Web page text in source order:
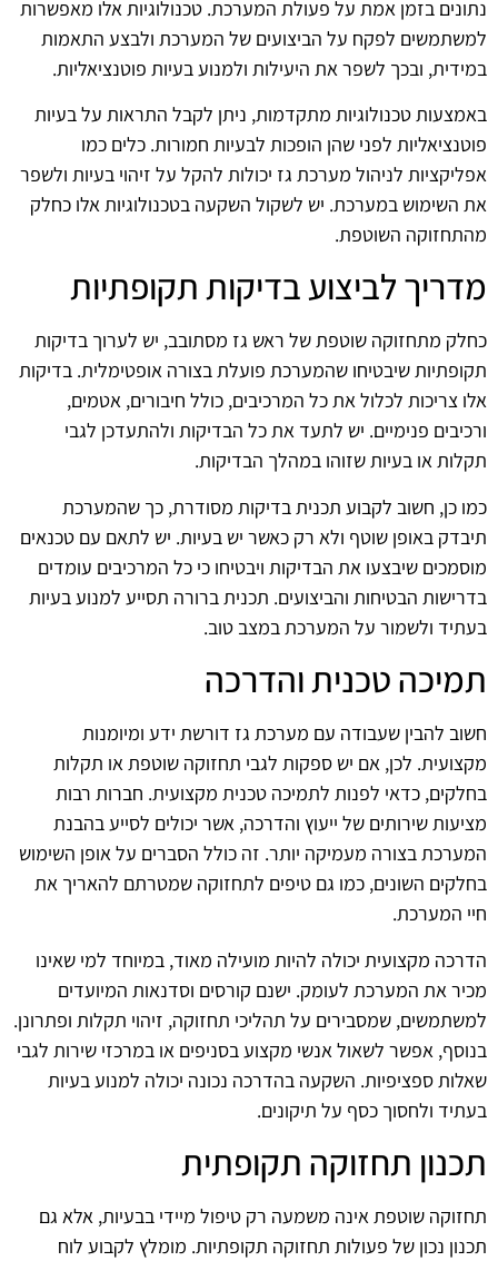
נתונים בזמן אמת על פעולת המערכת. טכנולוגיות אלו מאפשרות
למשתמשים לפקח על הביצועים של המערכת ולבצע התאמות
במידית, ובכך לשפר את היעילות ולמנוע בעיות פוטנציאליות.
באמצעות טכנולוגיות מתקדמות, ניתן לקבל התראות על בעיות
פוטנציאליות לפני שהן הופכות לבעיות חמורות. כלים כמו
אפליקציות לניהול מערכת גז יכולות להקל על זיהוי בעיות ולשפר
את השימוש במערכת. יש לשקול השקעה בטכנולוגיות אלו כחלק
מהתחזוקה השוטפת.
מדריך לביצוע בדיקות תקופתיות
כחלק מתחזוקה שוטפת של ראש גז מסתובב, יש לערוך בדיקות
תקופתיות שיבטיחו שהמערכת פועלת בצורה אופטימלית. בדיקות
אלו צריכות לכלול את כל המרכיבים, כולל חיבורים, אטמים,
ורכיבים פנימיים. יש לתעד את כל הבדיקות ולהתעדכן לגבי
תקלות או בעיות שזוהו במהלך הבדיקות.
כמו כן, חשוב לקבוע תכנית בדיקות מסודרת, כך שהמערכת
תיבדק באופן שוטף ולא רק כאשר יש בעיות. יש לתאם עם טכנאים
מוסמכים שיבצעו את הבדיקות ויבטיחו כי כל המרכיבים עומדים
בדרישות הבטיחות והביצועים. תכנית ברורה תסייע למנוע בעיות
בעתיד ולשמור על המערכת במצב טוב.
תמיכה טכנית והדרכה
חשוב להבין שעבודה עם מערכת גז דורשת ידע ומיומנות
מקצועית. לכן, אם יש ספקות לגבי תחזוקה שוטפת או תקלות
בחלקים, כדאי לפנות לתמיכה טכנית מקצועית. חברות רבות
מציעות שירותים של ייעוץ והדרכה, אשר יכולים לסייע בהבנת
המערכת בצורה מעמיקה יותר. זה כולל הסברים על אופן השימוש
בחלקים השונים, כמו גם טיפים לתחזוקה שמטרתם להאריך את
חיי המערכת.
הדרכה מקצועית יכולה להיות מועילה מאוד, במיוחד למי שאינו
מכיר את המערכת לעומק. ישנם קורסים וסדנאות המיועדים
למשתמשים, שמסבירים על תהליכי תחזוקה, זיהוי תקלות ופתרונן.
בנוסף, אפשר לשאול אנשי מקצוע בסניפים או במרכזי שירות לגבי
שאלות ספציפיות. השקעה בהדרכה נכונה יכולה למנוע בעיות
בעתיד ולחסוך כסף על תיקונים.
תכנון תחזוקה תקופתית
תחזוקה שוטפת אינה משמעה רק טיפול מיידי בבעיות, אלא גם
תכנון נכון של פעולות תחזוקה תקופתיות. מומלץ לקבוע לוח